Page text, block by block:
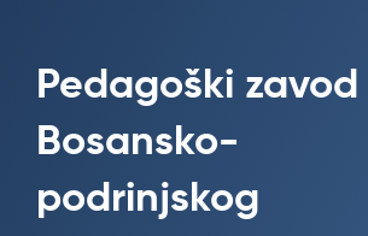
Pedagoški zavod
Bosansko-
podrinjskog